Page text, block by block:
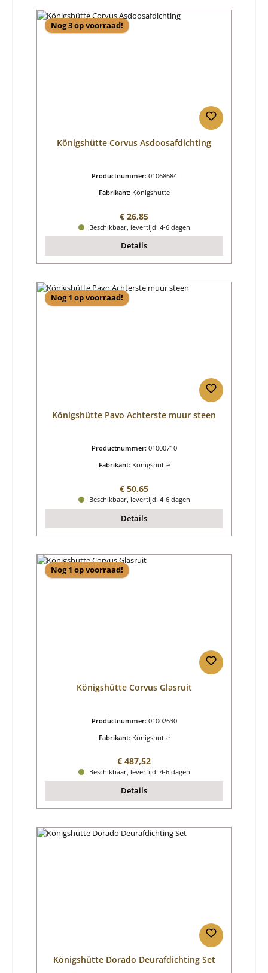
Nog 3 op voorraad!
Königshütte Corvus Asdoosafdichting
Productnummer: 01068684
Fabrikant: Königshütte
Normale prijs:
€ 26,85
Beschikbaar, levertijd: 4-6 dagen
Details
Nog 1 op voorraad!
Königshütte Pavo Achterste muur steen
Productnummer: 01000710
Fabrikant: Königshütte
Normale prijs:
€ 50,65
Beschikbaar, levertijd: 4-6 dagen
Details
Nog 1 op voorraad!
Königshütte Corvus Glasruit
Productnummer: 01002630
Fabrikant: Königshütte
Normale prijs:
€ 487,52
Beschikbaar, levertijd: 4-6 dagen
Details
Königshütte Dorado Deurafdichting Set